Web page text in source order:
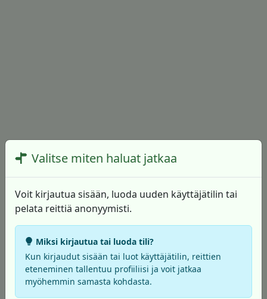
Valitse miten haluat jatkaa
Voit kirjautua sisään, luoda uuden käyttäjätilin tai
pelata reittiä anonyymisti.
Miksi kirjautua tai luoda tili?
Kun kirjaudut sisään tai luot käyttäjätilin, reittien
eteneminen tallentuu profiiliisi ja voit jatkaa
myöhemmin samasta kohdasta.